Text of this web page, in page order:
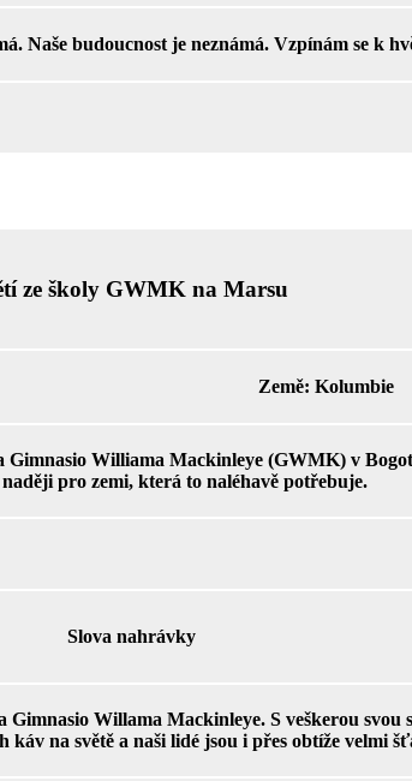
Naše budoucnost je neznámá. Vzpínám se k
ze školy GWMK na Marsu
Země: Kolumbie
Williama Mackinleye (GWMK) v
pro zemi, která to naléhavě potřebuje.
Slova nahrávky
Willama Mackinleye. S veškerou svou
na světě a naši lidé jsou i přes obtíže velmi